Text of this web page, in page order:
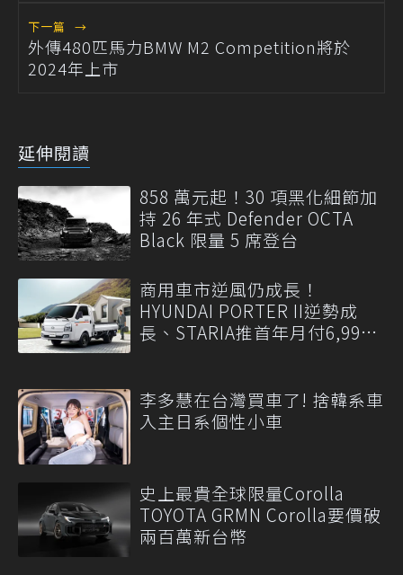
下一篇 →
外傳480匹馬力BMW M2 Competition將於
2024年上市
延伸閱讀
858 萬元起！30 項黑化細節加
持 26 年式 Defender OCTA
Black 限量 5 席登台
商用車市逆風仍成長！
HYUNDAI PORTER II逆勢成
長、STARIA推首年月付6,999
李多慧在台灣買車了! 捨韓系車
入主日系個性小車
史上最貴全球限量Corolla
TOYOTA GRMN Corolla要價破
兩百萬新台幣